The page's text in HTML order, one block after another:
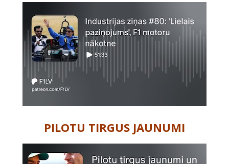
PILOTU TIRGUS JAUNUMI